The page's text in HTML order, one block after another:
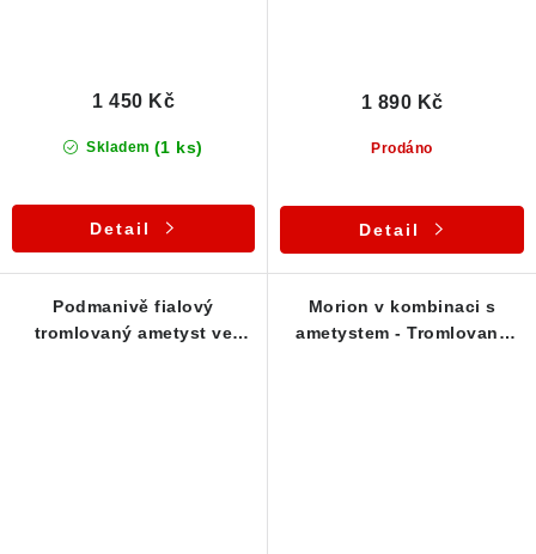
Skladem (1 ks)
1 450 Kč
Detail
Prodáno
1 890 Kč
Detail
Podmanivě fialový
tromlovaný ametyst ve
Morion v kombinaci s
ametystem - Tromlovaný